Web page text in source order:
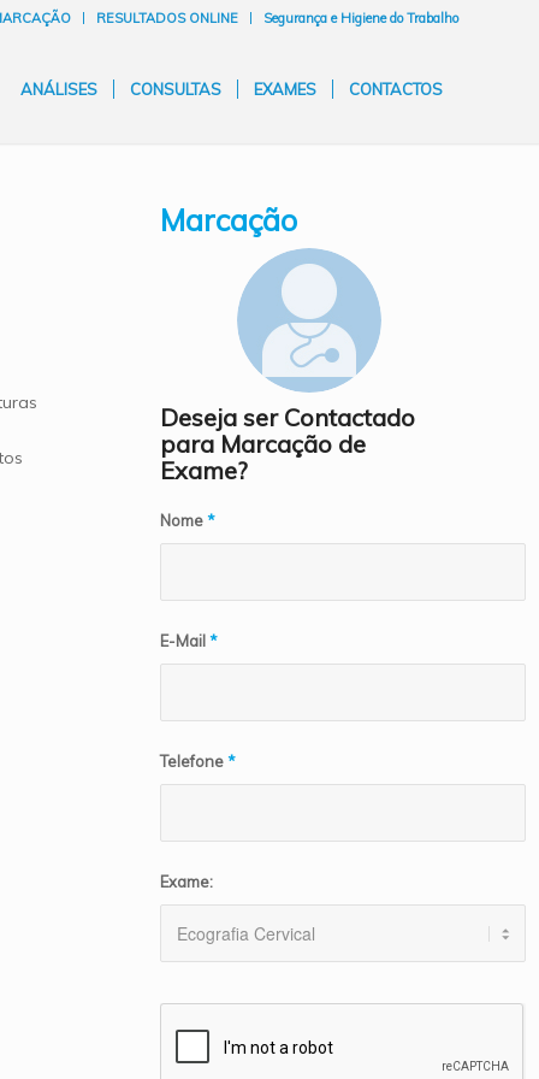
RESULTADOS ONLINE Segurança e Higiene do Trabalho
ANÁLISES CONSULTAS EXAMES CONTACTOS
Marcação
Deseja ser Contactado
para Marcação de
Exame?
Nome*
E-Mail*
Telefone*
Exame: